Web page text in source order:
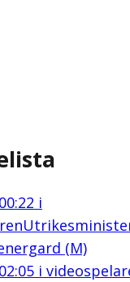
00:22 i
(M)
02:05i